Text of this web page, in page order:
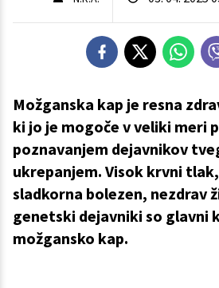
Možganska kap je resna
ki jo je mogoče v veliki meri
poznavanjem dejavnikov
ukrepanjem. Visok krvni
sladkorna bolezen, nezdrav
genetski dejavniki so glavni
možgansko kap.